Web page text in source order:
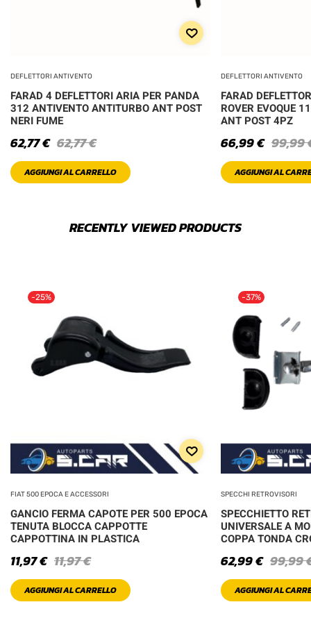
DEFLETTORI ANTIVENTO
FARAD 4 DEFLETTORI ARIA PER PANDA
312 ANTIVENTO ANTITURBO ANT POST
NERI FUME
62,77€
62,77€
AGGIUNGI AL CARRELLO
DEFLETTORI ANTIVENTO
FARAD
ROVER EVOQUE
ANT POST 4PZ
99,99
66,99€
AGGIUNGI AL
RECENTLY VIEWED PRODUCTS
-25%
FIAT 500 EPOCA E ACCESSORI
GANCIO FERMA CAPOTE PER 500 EPOCA
TENUTA BLOCCA CAPPOTTE
CAPPOTTINA IN PLASTICA
11,97€
11,97€
AGGIUNGI AL CARRELLO
-37%
SPECCHI RETROVISORI
SPECCHIETTO
UNIVERSALE A
COPPA TONDA
99,99
62,99€
AGGIUNGI AL